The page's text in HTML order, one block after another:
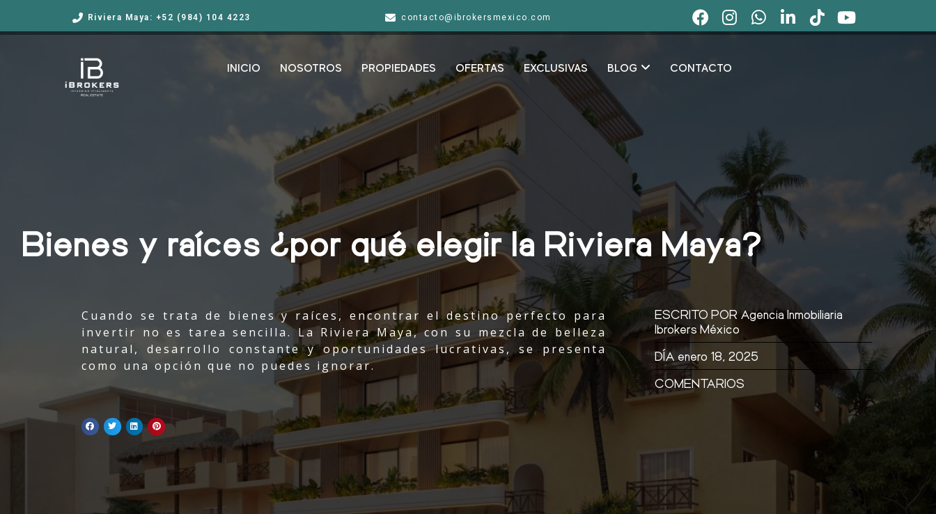
Riviera Maya: +52 (984) 104 4223 contacto@ibrokersmexico.com
INICIO NOSOTROS PROPIEDADES OFERTAS EXCLUSIVAS BLOG CONTACTO
Bienes y raíces ¿por qué elegir la Riviera Maya?
Cuando se trata de bienes y raíces, encontrar el destino perfecto para
invertir no es tarea sencilla. La Riviera Maya, con su mezcla de belleza
natural, desarrollo constante y oportunidades lucrativas, se presenta
como una opción que no puedes ignorar.
ESCRITO PORAgencia Inmobiliaria
Ibrokers México
DÍA enero 18, 2025
COMENTARIOS